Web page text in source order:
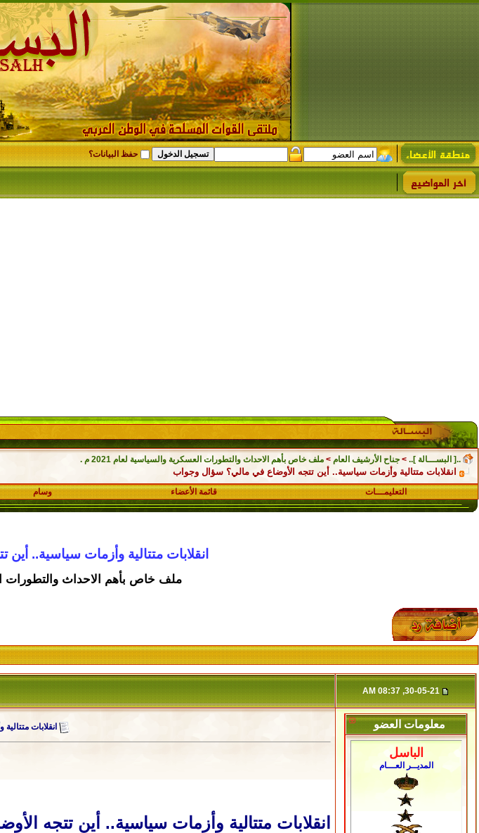
حفظ البيانات؟
..[ البســـالة ].. > جناح الأرشيف العام > ملف خاص بأهم الاحداث والتطورات العسكرية والسياسية لعام 2021 م .
انقلابات متتالية وأزمات سياسية.. أين تتجه الأوضاع في مالي؟ سؤال وجواب
التعليمـــات قائمة الأعضاء وسام
انقلابات متتالية وأزمات سياسية..
ملف خاص بأهم الاحداث والتطورات
معلومات العضو
الباسل
المديــر العـــام
انقلابات
انقلابات متتالية وأزمات سياسية.. أين تتجه